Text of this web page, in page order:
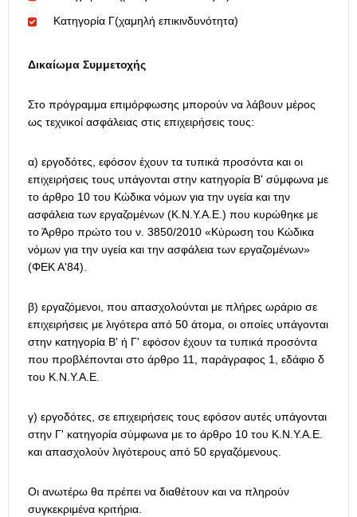
Κατηγορία Γ(χαμηλή επικινδυνότητα)
Δικαίωμα Συμμετοχής
Στο πρόγραμμα επιμόρφωσης μπορούν να λάβουν μέρος
ως τεχνικοί ασφάλειας στις επιχειρήσεις τους:
α) εργοδότες, εφόσον έχουν τα τυπικά προσόντα και οι
επιχειρήσεις τους υπάγονται στην κατηγορία Β' σύμφωνα με
το άρθρο 10 του Κώδικα νόμων για την υγεία και την
ασφάλεια των εργαζομένων (Κ.Ν.Υ.Α.Ε.) που κυρώθηκε με
το Άρθρο πρώτο του ν. 3850/2010 «Κύρωση του Κώδικα
νόμων για την υγεία και την ασφάλεια των εργαζομένων»
(ΦΕΚ Α'84).
β) εργαζόμενοι, που απασχολούνται με πλήρες ωράριο σε
επιχειρήσεις με λιγότερα από 50 άτομα, οι οποίες υπάγονται
στην κατηγορία Β' ή Γ' εφόσον έχουν τα τυπικά προσόντα
που προβλέπονται στο άρθρο 11, παράγραφος 1, εδάφιο δ
του Κ.Ν.Υ.Α.Ε.
γ) εργοδότες, σε επιχειρήσεις τους εφόσον αυτές υπάγονται
στην Γ' κατηγορία σύμφωνα με το άρθρο 10 του Κ.Ν.Υ.Α.Ε.
και απασχολούν λιγότερους από 50 εργαζόμενους.
Οι ανωτέρω θα πρέπει να διαθέτουν και να πληρούν
συγκεκριμένα κριτήρια.